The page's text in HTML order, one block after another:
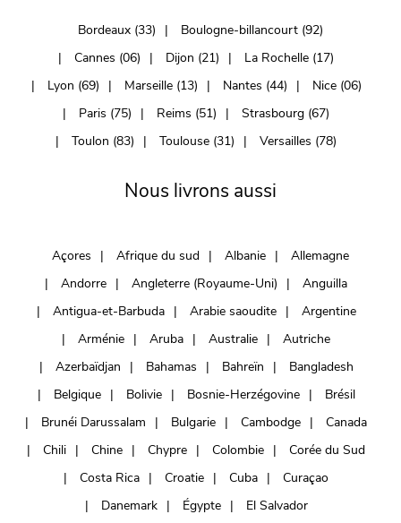
Bordeaux (33)
Boulogne-billancourt (92)
Cannes (06)
Dijon (21)
La Rochelle (17)
Lyon (69)
Marseille (13) Nantes (44)
Nice (06)
Paris (75)
Reims (51)
Strasbourg (67)
Toulon (83)
Toulouse (31) Versailles (78)
Nous livrons aussi
Açores Afrique du sud Albanie
Allemagne
Andorre
Angleterre (Royaume-Uni)
Anguilla
Antigua-et-Barbuda
Arabie saoudite
Argentine
Arménie
Aruba Australie
Autriche
Azerbaïdjan
Bahamas Bahreïn
Bangladesh
Belgique
Bolivie Bosnie-Herzégovine
Brésil
Brunéi Darussalam
Bulgarie Cambodge
Canada
Chili
Chine Chypre Colombie
Corée du Sud
Costa Rica
Croatie Cuba
Curaçao
Danemark
Égypte
El Salvador